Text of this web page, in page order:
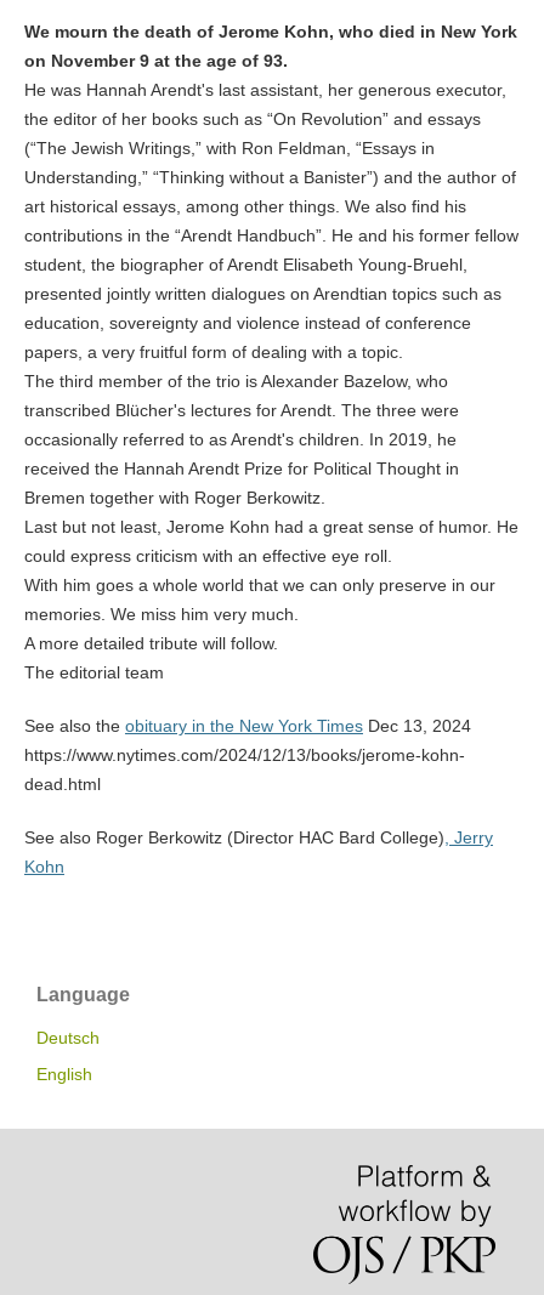
We mourn the death of Jerome Kohn, who died in New York
on November 9 at the age of 93.
He was Hannah Arendt's last assistant, her generous executor,
the editor of her books such as “On Revolution” and essays
(“The Jewish Writings,” with Ron Feldman, “Essays in
Understanding,” “Thinking without a Banister”) and the author of
art historical essays, among other things. We also find his
contributions in the “Arendt Handbuch”. He and his former fellow
student, the biographer of Arendt Elisabeth Young-Bruehl,
presented jointly written dialogues on Arendtian topics such as
education, sovereignty and violence instead of conference
papers, a very fruitful form of dealing with a topic.
The third member of the trio is Alexander Bazelow, who
transcribed Blücher's lectures for Arendt. The three were
occasionally referred to as Arendt's children. In 2019, he
received the Hannah Arendt Prize for Political Thought in
Bremen together with Roger Berkowitz.
Last but not least, Jerome Kohn had a great sense of humor. He
could express criticism with an effective eye roll.
With him goes a whole world that we can only preserve in our
memories. We miss him very much.
A more detailed tribute will follow.
The editorial team
See also the obituary in the New York TimesDec 13, 2024
https://www.nytimes.com/2024/12/13/books/jerome-kohn-
dead.html
See also Roger Berkowitz (Director HAC Bard College) , Jerry
Kohn
Language
Deutsch
English